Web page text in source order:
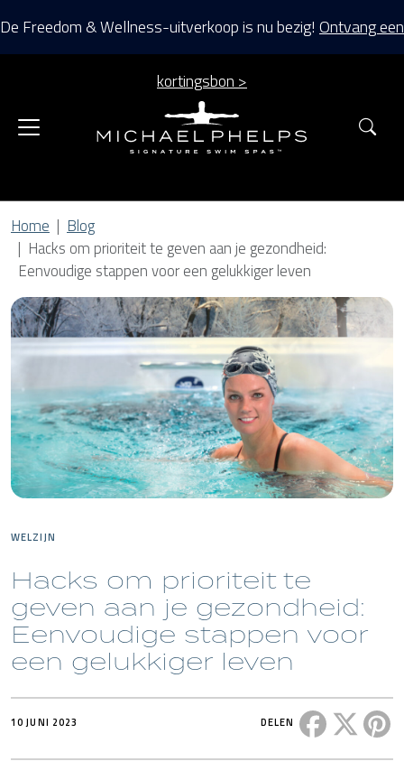
De Freedom & Wellness-uitverkoop is nu bezig! Ontvang een
kortingsbon >
Home
Blog
Hacks om prioriteit te geven aan je gezondheid:
Eenvoudige stappen voor een gelukkiger leven
WELZIJN
Hacks om prioriteit te
geven aan je gezondheid:
Eenvoudige stappen voor
een gelukkiger leven
10 JUNI 2023 DELEN Deel ditDeel